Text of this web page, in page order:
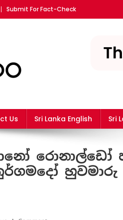
Submit For Fact-Check
Us Sri Lanka English Sri
හුවමාරු